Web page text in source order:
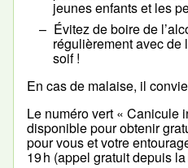
jeunes enfants et les
Évitez de boire de
régulièrement avec de
soif !
En cas de malaise, il
Le numéro vert « Canicule
disponible pour obtenir
pour vous et votre
19 h (appel gratuit depuis